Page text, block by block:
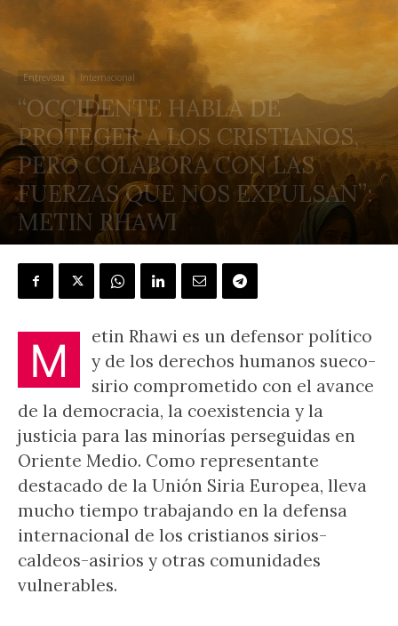
Entrevista Internacional
“OCCIDENTE HABLA DE
PROTEGER A LOS CRISTIANOS,
PERO COLABORA CON LAS
FUERZAS QUE NOS EXPULSAN”:
METIN RHAWI
M
etin Rhawi es un defensor político
y de los derechos humanos sueco-
sirio comprometido con el avance
de la democracia, la coexistencia y la
justicia para las minorías perseguidas en
Oriente Medio. Como representante
destacado de la Unión Siria Europea, lleva
mucho tiempo trabajando en la defensa
internacional de los cristianos sirios-
caldeos-asirios y otras comunidades
vulnerables.